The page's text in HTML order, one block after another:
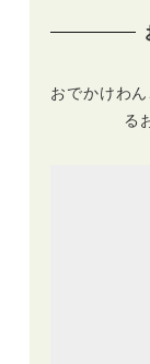
おでかけわ
る